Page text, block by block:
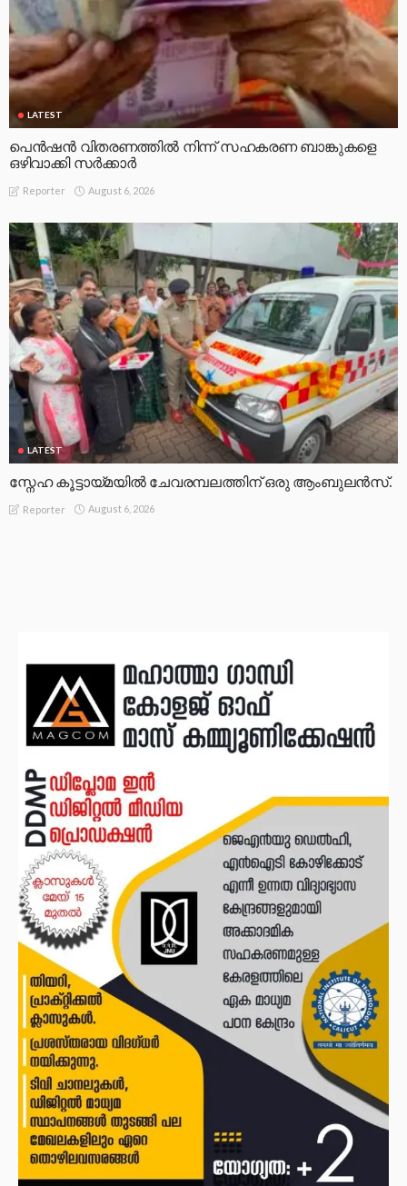
LATEST
പെൻഷൻ വിതരണത്തിൽ നിന്ന് സഹകരണ ബാങ്കുകളെ
ഒഴിവാക്കി സർക്കാർ
Reporter August 6, 2026
LATEST
സ്നേഹ കൂട്ടായ്മയിൽ ചേവരമ്പലത്തിന് ഒരു ആംബുലൻസ്.
Reporter August 6, 2026